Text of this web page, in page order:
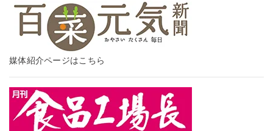
媒体紹介ページはこちら